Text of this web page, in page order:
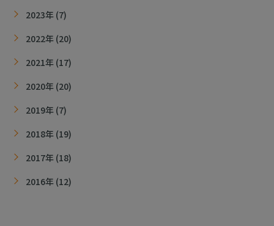
2023年 (7)
2022年 (20)
2021年 (17)
2020年 (20)
2019年 (7)
2018年 (19)
2017年 (18)
2016年 (12)